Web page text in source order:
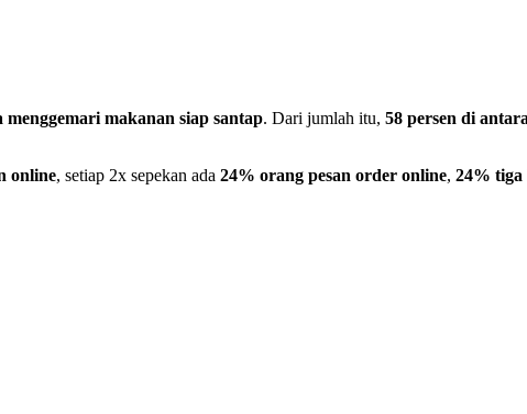
makanan siap santap. Dari jumlah itu, 58 persen di
online, setiap 2x sepekan ada 24% orang pesan order online, 24% tiga